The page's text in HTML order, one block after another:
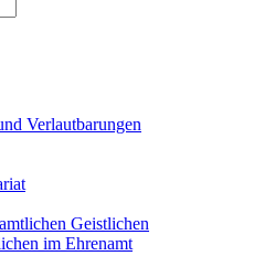
Verlautbarungen
Geistlichen
im Ehrenamt